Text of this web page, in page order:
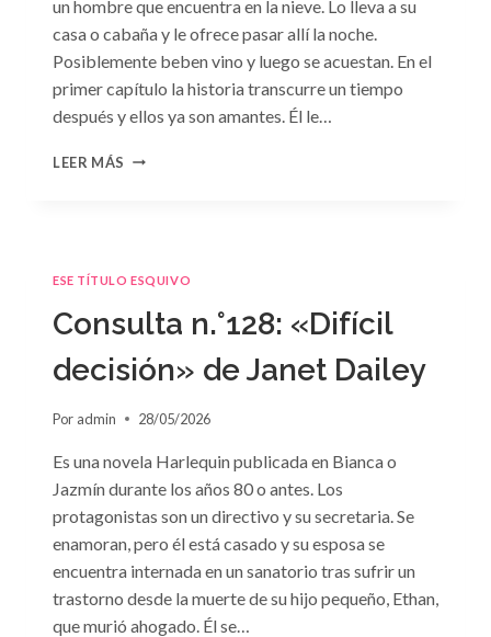
un hombre que encuentra en la nieve. Lo lleva a su
casa o cabaña y le ofrece pasar allí la noche.
Posiblemente beben vino y luego se acuestan. En el
primer capítulo la historia transcurre un tiempo
después y ellos ya son amantes. Él le…
LEER MÁS CONSULTA
ESE TÍTULO ESQUIVO
Consulta n.°128: «Difícil
decisión» de Janet Dailey
Por admin 28/05/2026
Es una novela Harlequin publicada en Bianca o
Jazmín durante los años 80 o antes. Los
protagonistas son un directivo y su secretaria. Se
enamoran, pero él está casado y su esposa se
encuentra internada en un sanatorio tras sufrir un
trastorno desde la muerte de su hijo pequeño, Ethan,
que murió ahogado. Él se…